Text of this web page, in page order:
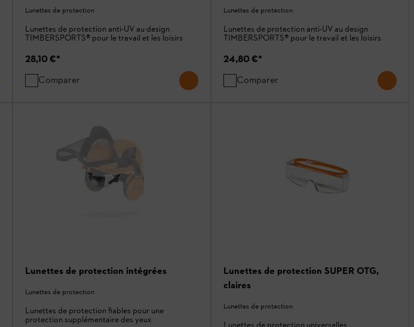
Lunettes de protection
Lunettes de protection anti-UV au design
TIMBERSPORTS® pour le travail et les loisirs
28,10 €*
Comparer
Lunettes de protection
Lunettes de protection anti-UV au design
TIMBERSPORTS® pour le travail et les loisirs
24,80 €*
Comparer
Lunettes de protection intégrées
Lunettes de protection
Lunettes de protection fiables pour une
protection supplémentaire des yeux
Lunettes de protection SUPER OTG,
claires
Lunettes de protection
Lunettes de protection universelles,